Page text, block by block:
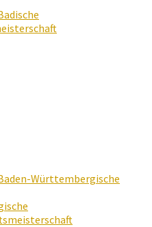
Württembergische